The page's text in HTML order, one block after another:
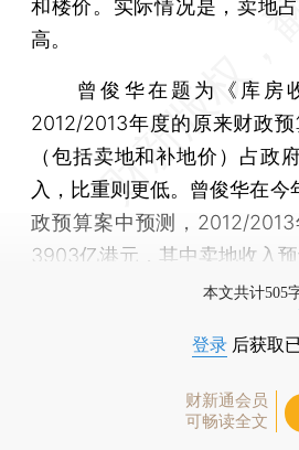
和楼价。实际情况是，卖地
高。
曾俊华在题为《库房收
2012/2013年度的原来财政
（包括卖地和补地价）占政
入，比重则更低。曾俊华在
政预算案中预测，2012/
3903亿港元，其中卖地收入
本文共计505
登录 后获取
财新通会员
可畅读全文